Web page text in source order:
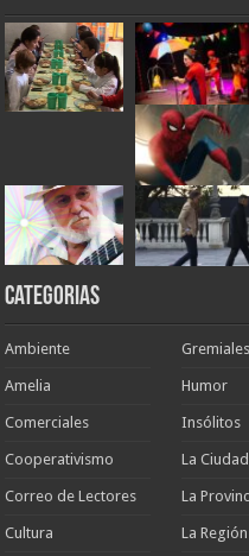
Categorias
Ambiente
Amelia
Comerciales
Cooperativismo
Correo de Lectores
Cultura
Gremiales
Humor
Insólitos
La Ciudad
La
La Región